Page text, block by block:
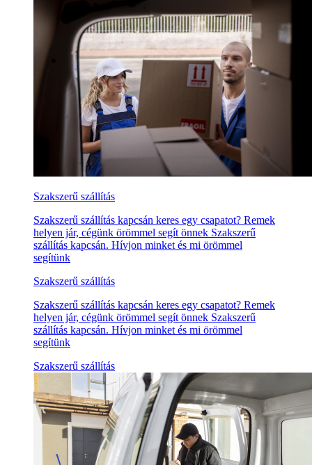
Szakszerű szállítás
Szakszerű szállítás kapcsán keres egy csapatot? Remek
helyen jár, cégünk örömmel segít önnek Szakszerű
szállítás kapcsán. Hívjon minket és mi örömmel
segítünk
Szakszerű szállítás
Szakszerű szállítás kapcsán keres egy csapatot? Remek
helyen jár, cégünk örömmel segít önnek Szakszerű
szállítás kapcsán. Hívjon minket és mi örömmel
segítünk
Szakszerű szállítás